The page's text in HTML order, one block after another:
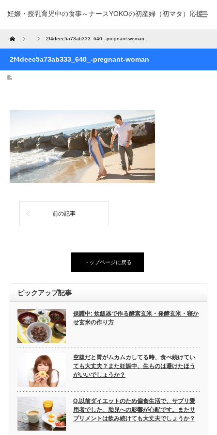
妊娠・授乳育児中の食事～ナースYOKOの初産婦（初マタ）応援～
Home 2f4deec5a73ab333_640_-pregnant-woman
2f4deec5a73ab333_640_-pregnant-woman
前の記事
トップページに戻る
ピックアップ記事
保護中: 炊飯器で作る酵素玄米・発酵玄米・寝か
せ玄米の作り方
空腹だと胃がムカムカしてる時、食べ続けてい
ても大丈夫？また妊娠中、生ものは避けたほう
がいいでしょうか？
Q.以前ダイエットのため偏食生活で、サプリ愛
用者でした。胎児への影響が心配です。またサ
プリメントは飲み続けても大丈夫でしょうか？